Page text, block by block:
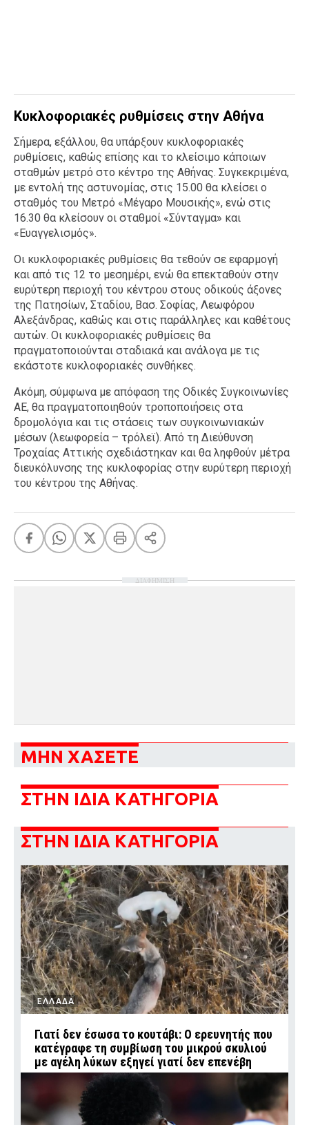
Κυκλοφοριακές ρυθμίσεις στην Αθήνα
Σήμερα, εξάλλου, θα υπάρξουν κυκλοφοριακές
ρυθμίσεις, καθώς επίσης και το κλείσιμο κάποιων
σταθμών μετρό στο κέντρο της Αθήνας. Συγκεκριμένα,
με εντολή της αστυνομίας, στις 15.00 θα κλείσει ο
σταθμός του Μετρό «Μέγαρο Μουσικής», ενώ στις
16.30 θα κλείσουν οι σταθμοί «Σύνταγμα» και
«Ευαγγελισμός».
Οι κυκλοφοριακές ρυθμίσεις θα τεθούν σε εφαρμογή
και από τις 12 το μεσημέρι, ενώ θα επεκταθούν στην
ευρύτερη περιοχή του κέντρου στους οδικούς άξονες
της Πατησίων, Σταδίου, Βασ. Σοφίας, Λεωφόρου
Αλεξάνδρας, καθώς και στις παράλληλες και καθέτους
αυτών. Οι κυκλοφοριακές ρυθμίσεις θα
πραγματοποιούνται σταδιακά και ανάλογα με τις
εκάστοτε κυκλοφοριακές συνθήκες.
Ακόμη, σύμφωνα με απόφαση της Οδικές Συγκοινωνίες
ΑΕ, θα πραγματοποιηθούν τροποποιήσεις στα
δρομολόγια και τις στάσεις των συγκοινωνιακών
μέσων (λεωφορεία – τρόλεϊ). Από τη Διεύθυνση
Τροχαίας Αττικής σχεδιάστηκαν και θα ληφθούν μέτρα
διευκόλυνσης της κυκλοφορίας στην ευρύτερη περιοχή
του κέντρου της Αθήνας.
ΔΙΑΦΗΜΙΣΗ
ΜΗΝ ΧΑΣΕΤΕ
ΣΤΗΝ ΙΔΙΑ ΚΑΤΗΓΟΡΙΑ
ΣΤΗΝ ΙΔΙΑ ΚΑΤΗΓΟΡΙΑ
ΕΛΛΑΔΑ
Γιατί δεν έσωσα το κουτάβι: Ο ερευνητής που
κατέγραφε τη συμβίωση του μικρού σκυλιού
με αγέλη λύκων εξηγεί γιατί δεν επενέβη